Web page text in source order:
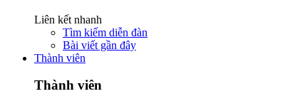
Liên kết nhanh
Tìm kiếm diễn đàn
Bài viết gần đây
Thành viên
Thành viên